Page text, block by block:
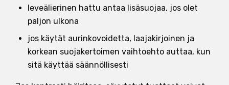
leveälierinen hattu antaa lisäsuojaa, jos olet
paljon ulkona
jos käytät aurinkovoidetta, laajakirjoinen ja
korkean suojakertoimen vaihtoehto auttaa, kun
sitä käyttää säännöllisesti